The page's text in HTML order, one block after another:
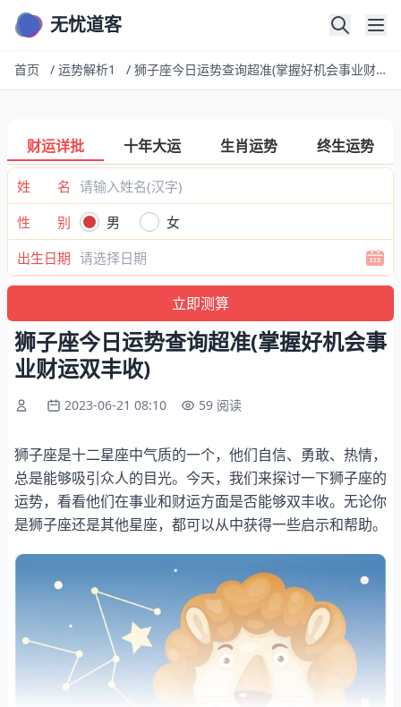
无忧道客
首页 / 运势解析1 / 狮子座今日运势查询超准(掌握好机会事业财运双丰收)
财运详批 十年大运 生肖运势 终生运势
姓 名
性 别
男
女
出生日期
狮子座今日运势查询超准(掌握好机会事
业财运双丰收)
2023-06-21 08:10 59 阅读
狮子座是十二星座中气质的一个，他们自信、勇敢、热情，
总是能够吸引众人的目光。今天，我们来探讨一下狮子座的
运势，看看他们在事业和财运方面是否能够双丰收。无论你
是狮子座还是其他星座，都可以从中获得一些启示和帮助。